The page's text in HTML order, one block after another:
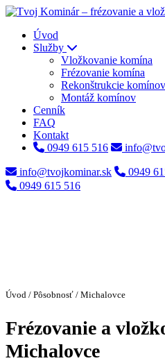
Úvod
Služby
Vložkovanie komína
Frézovanie komína
Rekonštrukcie komínov
Montáž komínov
Cenník
FAQ
Kontakt
0949 615 516
info@tvojkominar.sk
0949
0949 615 516
Úvod / Pôsobnosť / Michalovce
Frézovanie a
Michalovce